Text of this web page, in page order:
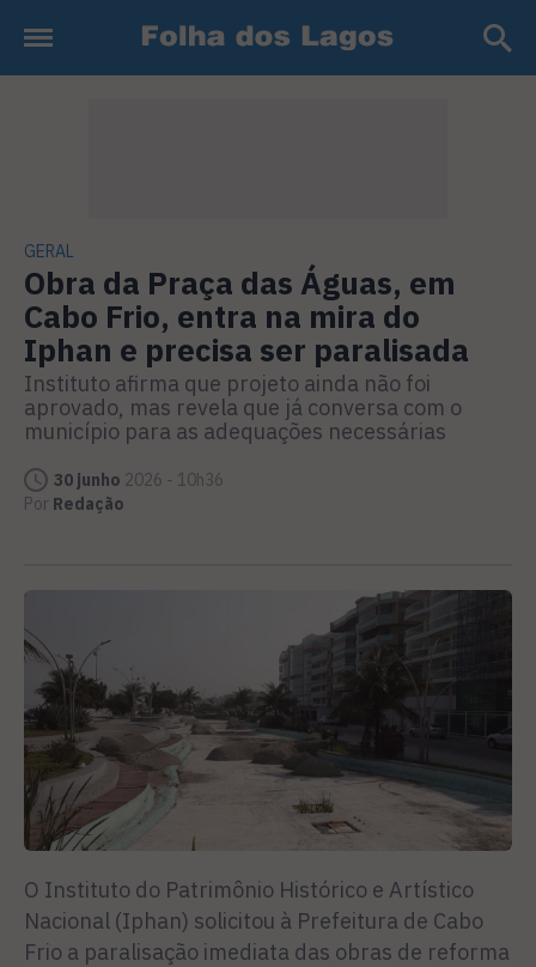
GERAL
Obra da Praça das Águas, em
Cabo Frio, entra na mira do
Iphan e precisa ser paralisada
Instituto afirma que projeto ainda não foi
aprovado, mas revela que já conversa com o
município para as adequações necessárias
30 junho 2026 - 10h36
Por Redação
O Instituto do Patrimônio Histórico e Artístico
Nacional (Iphan) solicitou à Prefeitura de Cabo
Frio a paralisação imediata das obras de reforma